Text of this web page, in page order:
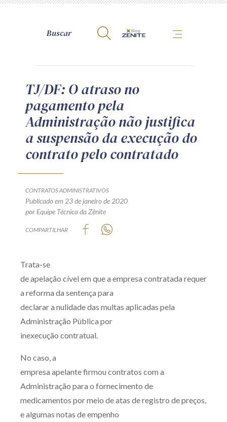
A Zênite
Como publicar conosco
Site da Zênite
Contato
Termos de uso
Encarregado (contato)
Zênite Play
Orientação por Escrito
Mentoria Zênite
Zênite Online
Eventos presenciais
TJ/DF: O atraso no
pagamento pela
Administração não justifica
a suspensão da execução do
contrato pelo contratado
CONTRATOS ADMINISTRATIVOS
Publicado em 23 de janeiro de 2020
por Equipe Técnica da Zênite
COMPARTILHAR
Trata-se
de apelação cível em que a empresa contratada requer
a reforma da sentença para
declarar a nulidade das multas aplicadas pela
Administração Pública por
inexecução contratual.
No caso, a
empresa apelante firmou contratos com a
Administração para o fornecimento de
medicamentos por meio de atas de registro de preços,
e algumas notas de empenho